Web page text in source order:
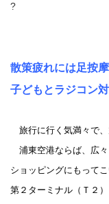
?
散策疲れには足按摩
子どもとラジコン
旅行に行く気満々で
浦東空港ならば、広
ショッピングにもってこ
第２ターミナル（Ｔ２